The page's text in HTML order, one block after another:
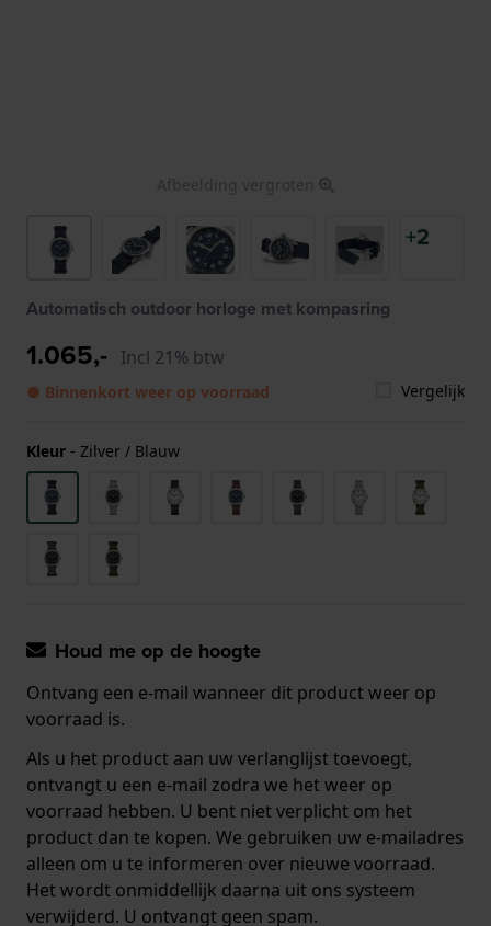
Afbeelding vergroten
+2
Automatisch outdoor horloge met kompasring
1.065,- Incl 21% btw
● Binnenkort weer op voorraad Vergelijk
Kleur - Zilver / Blauw
Houd me op de hoogte
Ontvang een e-mail wanneer dit product weer op
voorraad is.
Als u het product aan uw verlanglijst toevoegt,
ontvangt u een e-mail zodra we het weer op
voorraad hebben. U bent niet verplicht om het
product dan te kopen. We gebruiken uw e-mailadres
alleen om u te informeren over nieuwe voorraad.
Het wordt onmiddellijk daarna uit ons systeem
verwijderd. U ontvangt geen spam.